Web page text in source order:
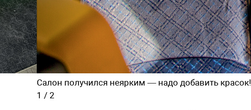
Салон получился неярким — надо добавить красок!
1 / 2